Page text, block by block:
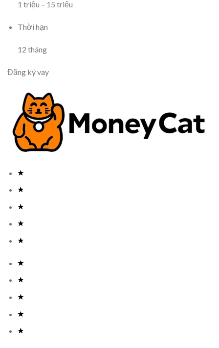
1 triệu – 15 triệu
Thời hạn
12 tháng
Đăng ký vay